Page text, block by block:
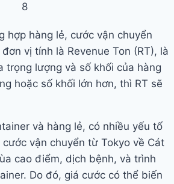
8
hợp hàng lẻ, cước vận chuyển
vị tính là Revenue Ton (RT), là
trọng lượng và số khối của hàng
hoặc số khối lớn hơn, thì RT sẽ
và hàng lẻ, có nhiều yếu tố
vận chuyển từ Tokyo về Cát
cao điểm, dịch bệnh, và trình
Do đó, giá cước có thể biến